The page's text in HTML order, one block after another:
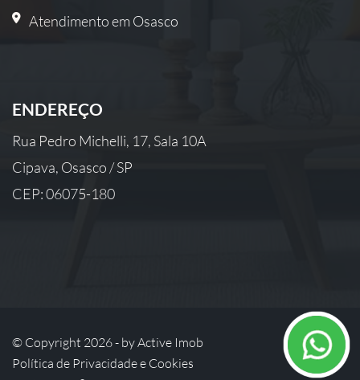
Atendimento em Osasco
ENDEREÇO
Rua Pedro Michelli, 17, Sala 10A
Cipava, Osasco / SP
CEP: 06075-180
© Copyright 2026 - byActive Imob
Política de Privacidade e Cookies